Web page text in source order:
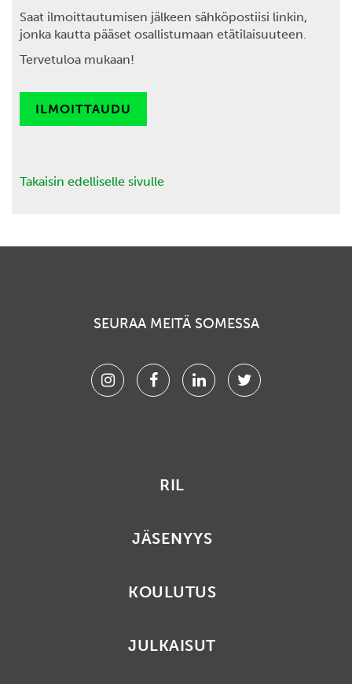
Saat ilmoittautumisen jälkeen sähköpostiisi linkin,
jonka kautta pääset osallistumaan etätilaisuuteen.
Tervetuloa mukaan!
ILMOITTAUDU
Takaisin edelliselle sivulle
SEURAA MEITÄ SOMESSA
InstagramFacebookLinkedinTwitter
RIL
JÄSENYYS
KOULUTUS
JULKAISUT